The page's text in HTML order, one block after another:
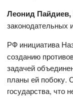
Леонид Пайдиев,
законодательных
РФ инициатива
созданию
задачей
планы ей побоку.
государства, что